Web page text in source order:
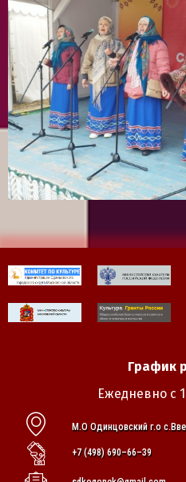
График
Ежедневно с
М.О Одинцовский г.о
+7 (498) 690–66–39